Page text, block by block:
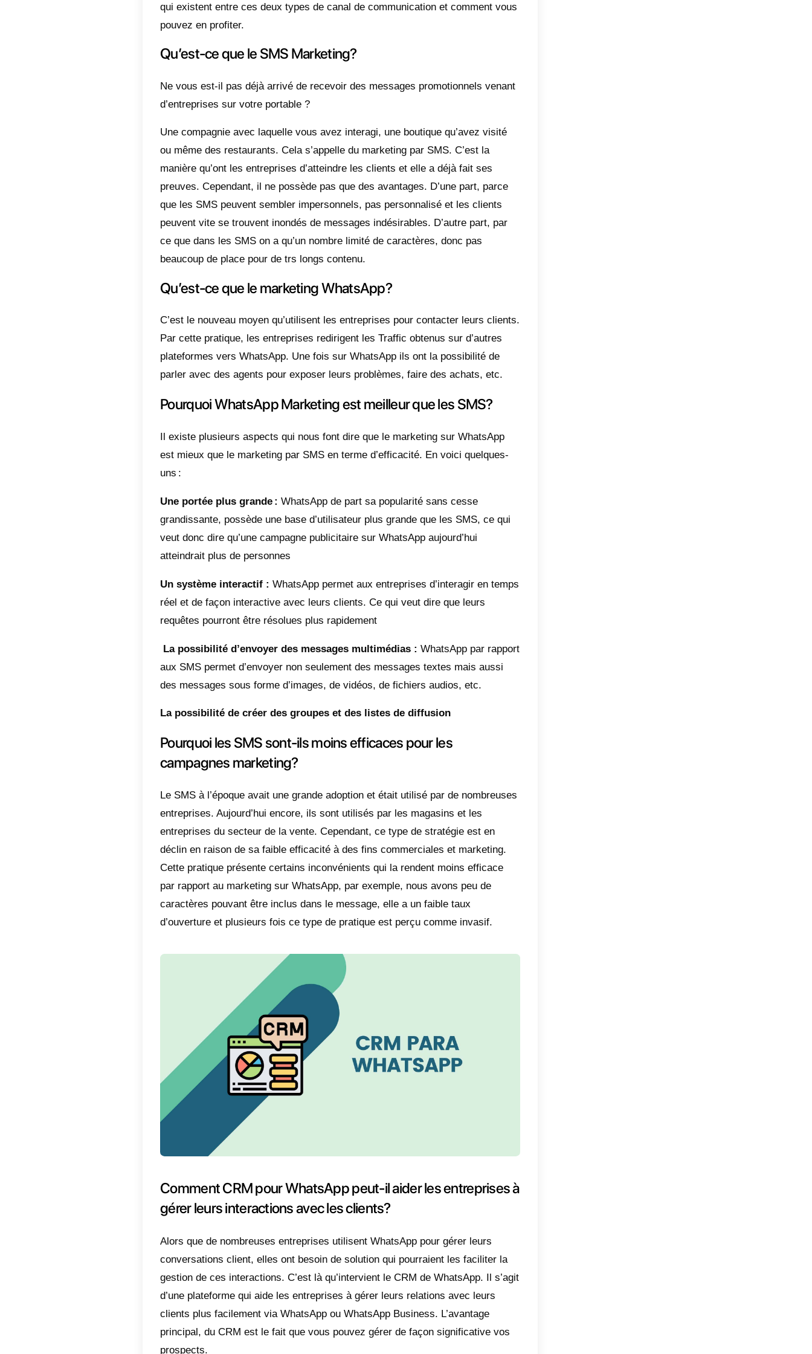
communication client, parmi lesquels le marketing fait à travers WhatsApp et
la vulgarisation des téléphones, le marketing par SMS était celui utilisé par
énormément d’entreprises mais avec l’évolution de ces mêmes technologies,
cela tend déjà à s’éteindre pour laisser la place à types de marketing qui sont
plus actuels. C’est la raison pour laquelle beaucoup d’entreprises actuellement
ses ont tournés vers WhatsApp car faisant partie des canaux de
communication les plus populaires du moment. Cependant, quel est le canal le
plus efficace entre les deux.
Dans cet article, nous tacherons de vous montrer les principales différences
qui existent entre ces deux types de canal de communication et comment vous
pouvez en profiter.
Qu’est-ce que le SMS Marketing?
d’entreprises sur votre portable ?
ou même des restaurants. Cela s’appelle du marketing par SMS. C’est la
manière qu’ont les entreprises d’atteindre les clients et elle a déjà fait ses
preuves. Cependant, il ne possède pas que des avantages. D’une part, parce
que les SMS peuvent sembler impersonnels, pas personnalisé et les clients
peuvent vite se trouvent inondés de messages indésirables. D’autre part, par
beaucoup de place pour de trs longs contenu.
Qu’est-ce que le marketing WhatsApp?
C’est le nouveau moyen qu’utilisent les entreprises pour contacter leurs clients.
Par cette pratique, les entreprises redirigent les
plateformes vers WhatsApp. Une fois sur WhatsApp ils ont la possibilité de
parler avec des agents pour exposer leurs problèmes, faire des achats, etc.
Pourquoi WhatsApp Marketing est meilleur que les SMS?
Il existe plusieurs aspects qui nous font dire que le marketing sur WhatsApp
est mieux que le marketing par SMS en terme d’efficacité. En voici quelques-
uns :
Une portée plus grande :
grandissante, possède une base d’utilisateur plus grande que les SMS, ce qui
veut donc dire qu’une campagne publicitaire sur WhatsApp aujourd’hui
atteindrait plus de personnes
Un système interactif :
réel et de façon interactive avec leurs clients. Ce qui veut dire que leurs
requêtes pourront être résolues plus rapidement
La possibilité d’envoyer des messages multimédias :
des messages sous forme d’images, de vidéos, de fichiers audios, etc.
La possibilité de créer des groupes et des listes de diffusion
Pourquoi les SMS sont-ils moins efficaces pour les